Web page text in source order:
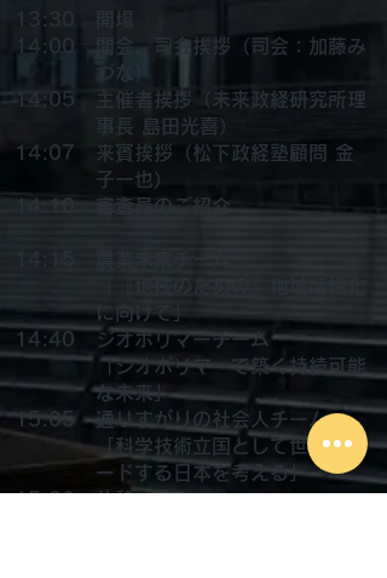
13:30
14:00
14:05
14:07
14:10
14:40
15:05
15:30
開場
開会、司会挨拶（司会：加藤み
づな）
主催者挨拶（未来政経研究所理
事長 島田光喜）
来賓挨拶（松下政経塾顧問 金
子一也）
審査員のご紹介
に向けて」
ジオポリマーチーム
「ジオポリマーで築く持続可能
な未来」
通りすがりの社会人チーム
「科学技術立国として世界をリ
ードする日本を考える」
​休憩